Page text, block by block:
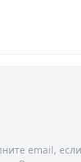
email,